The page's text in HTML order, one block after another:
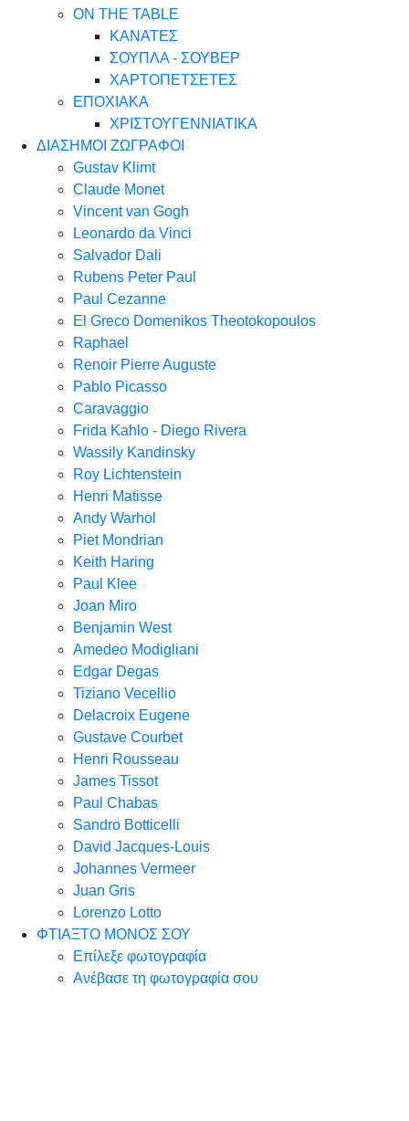
ON THE TABLE
ΚΑΝΑΤΕΣ
ΣΟΥΠΛΑ - ΣΟΥΒΕΡ
ΧΑΡΤΟΠΕΤΣΕΤΕΣ
ΕΠΟΧΙΑΚΑ
ΧΡΙΣΤΟΥΓΕΝΝΙΑΤΙΚΑ
ΔΙΑΣΗΜΟΙ ΖΩΓΡΑΦΟΙ
Gustav Klimt
Claude Monet
Vincent van Gogh
Leonardo da Vinci
Salvador Dali
Rubens Peter Paul
Paul Cezanne
El Greco Domenikos Theotokopoulos
Raphael
Renoir Pierre Auguste
Pablo Picasso
Caravaggio
Frida Kahlo - Diego Rivera
Wassily Kandinsky
Roy Lichtenstein
Henri Matisse
Andy Warhol
Piet Mondrian
Keith Haring
Paul Klee
Joan Miro
Benjamin West
Amedeo Modigliani
Edgar Degas
Tiziano Vecellio
Delacroix Eugene
Gustave Courbet
Henri Rousseau
James Tissot
Paul Chabas
Sandro Botticelli
David Jacques-Louis
Johannes Vermeer
Juan Gris
Lorenzo Lotto
ΦΤΙΑΞΤΟ ΜΟΝΟΣ ΣΟΥ
Επίλεξε φωτογραφία
Ανέβασε τη φωτογραφία σου